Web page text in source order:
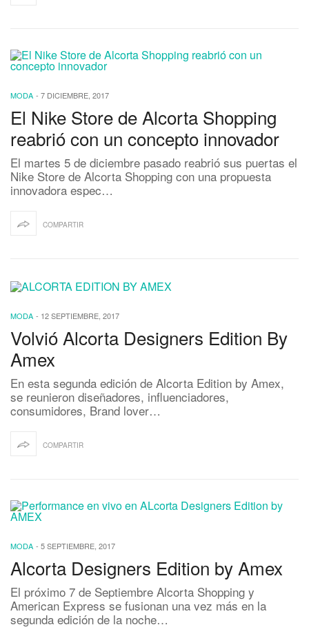
MODA - 7 DICIEMBRE, 2017
El Nike Store de Alcorta Shopping
reabrió con un concepto innovador
El martes 5 de diciembre pasado reabrió sus puertas el
Nike Store de Alcorta Shopping con una propuesta
innovadora espec…
COMPARTIR
MODA - 12 SEPTIEMBRE, 2017
Volvió Alcorta Designers Edition By
Amex
En esta segunda edición de Alcorta Edition by Amex,
se reunieron diseñadores, influenciadores,
consumidores, Brand lover…
COMPARTIR
MODA - 5 SEPTIEMBRE, 2017
Alcorta Designers Edition by Amex
El próximo 7 de Septiembre Alcorta Shopping y
American Express se fusionan una vez más en la
segunda edición de la noche…